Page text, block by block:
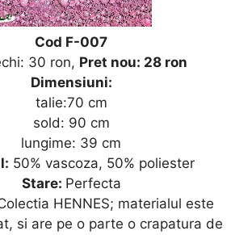
Cod F-007
30 ron, Pret nou: 28 ron
Dimensiuni:
talie:70 cm
sold: 90 cm
lungime: 39 cm
50% vascoza, 50% poliester
Stare: Perfecta
HENNES; materialul este
si are pe o parte o crapatura de